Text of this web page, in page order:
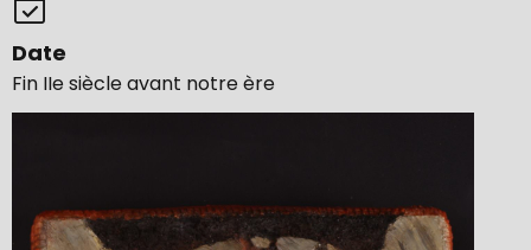
Date
Fin IIe siècle avant notre ère